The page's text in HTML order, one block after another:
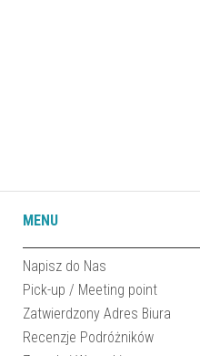
MENU
Napisz do Nas
Pick-up / Meeting point
Zatwierdzony Adres Biura
Recenzje Podróżników